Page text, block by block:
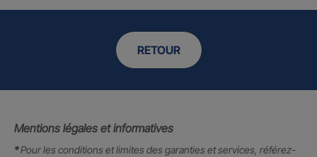
RETOUR
Mentions légales et informatives
*Pour les conditions et limites des garanties et services, référez-